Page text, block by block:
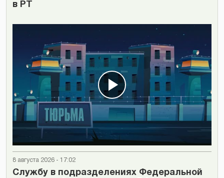
в РТ
8 августа 2026 - 17:02
Cлужбу в подразделениях Федеральной